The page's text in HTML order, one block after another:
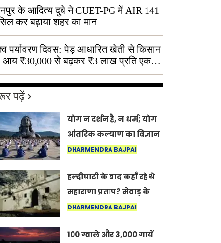
के आदित्य दुबे ने CUET-PG में AIR 141
कर बढ़ाया शहर का मान
पर्यावरण दिवस: पेड़ आधारित खेती से किसान
आय ₹30,000 से बढ़कर ₹3 लाख प्रति एकड़
पढ़ें
योग न दर्शन है, न धर्म; योग
आंतरिक कल्याण का विज्ञान
है: अंतरराष्ट्रीय योग दिवस
DHARMENDRA BAJPAI
हल्दीघाटी के बाद कहाँ रहे थे
महाराणा प्रताप? मेवाड़ के
इतिहास का वह अनकहा
में जीवित है
DHARMENDRA BAJPAI
100 ग्वाले और 3,000 गायें